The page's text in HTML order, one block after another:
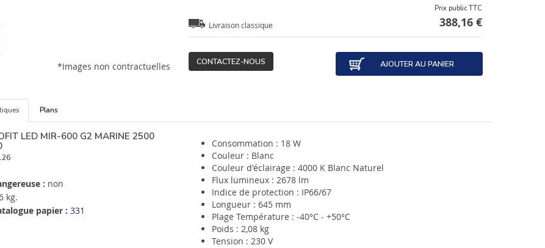
*Images non contractuelles
Livraison classique
Prix public TTC
388,16 €
CONTACTEZ-NOUS AJOUTER AU PANIER
Plans
LED MIR-600 G2 MARINE 2500
: non
kg.
papier : 331
Consommation : 18 W
Couleur : Blanc
Couleur d'éclairage : 4000 K Blanc Naturel
Flux lumineux : 2678 lm
Indice de protection : IP66/67
Longueur : 645 mm
Plage Température : -40°C - +50°C
Poids : 2,08 kg
Tension : 230 V